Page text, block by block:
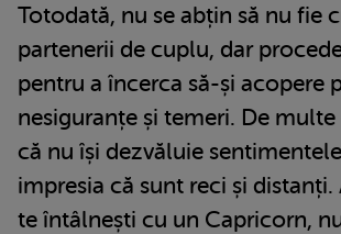
Totodată, nu se abțin să nu fie
partenerii de cuplu, dar
pentru a încerca să-și acopere
nesiguranțe și temeri. De
că nu își dezvăluie
impresia că sunt reci și distanți.
te întâlnești cu un Capricorn,